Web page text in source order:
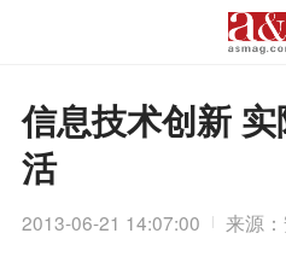
信息技术创新
活
2013-06-21 14:07:00 来源